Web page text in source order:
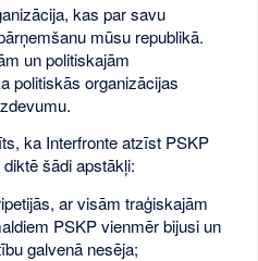
kas par savu
mūsu republikā.
un politiskajām
politiskās organizācijas
ka Interfronte atzīst PSKP
šādi apstākļi:
ar visām traģiskajām
PSKP vienmēr bijusi un
galvenā nesēja;